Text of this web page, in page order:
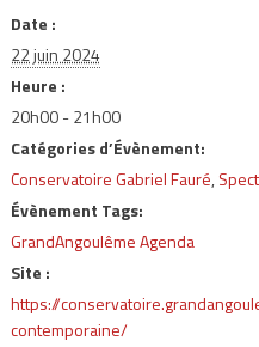
Date :
22 juin 2024
Heure :
20h00 - 21h00
Catégories d’Évènement:
Conservatoire Gabriel Fauré,
Évènement Tags:
GrandAngoulême Agenda
Site :
https://
contemporaine/